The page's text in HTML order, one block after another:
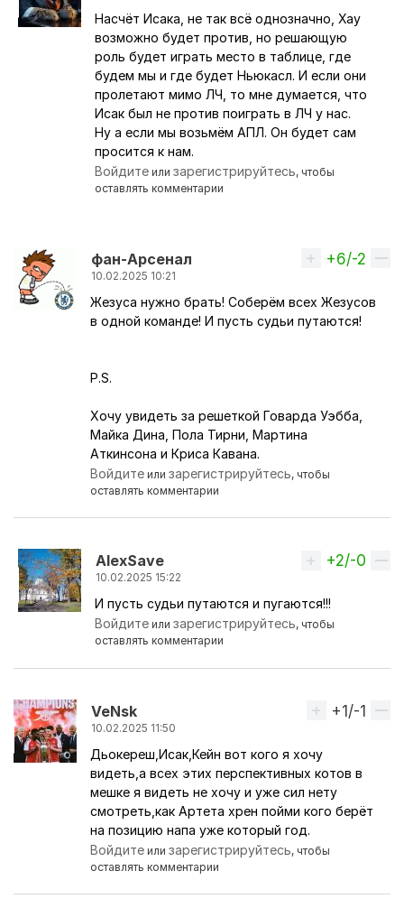
Ответ на комментарий пользователяПерс
Насчёт Исака, не так всё однозначно, Хау
возможно будет против, но решающую
роль будет играть место в таблице, где
будем мы и где будет Ньюкасл. И если они
пролетают мимо ЛЧ, то мне думается, что
Исак был не против поиграть в ЛЧ у нас.
Ну а если мы возьмём АПЛ. Он будет сам
просится к нам.
Войдите илизарегистрируйтесь, чтобы
оставлять комментарии
фaн-Apceнaл
10.02.2025 10:21
Вверх
+6/-2
Жезуса нужно брать! Соберём всех Жезусов
в одной команде! И пусть судьи путаются!
P.S.
Хочу увидеть за решеткой Говарда Уэбба,
Майка Дина, Пола Тирни, Мартина
Аткинсона и Криса Кавана.
Войдите илизарегистрируйтесь, чтобы
оставлять комментарии
AlexSave
10.02.2025 15:22
Ответ на комментарий пользователяфaн-
Вверх
+2/-0
И пусть судьи путаются и пугаются!!!
Войдите илизарегистрируйтесь, чтобы
оставлять комментарии
VeNsk
10.02.2025 11:50
Вверх
+1/-1
Дьокереш,Исак,Кейн вот кого я хочу
видеть,а всех этих перспективных котов в
мешке я видеть не хочу и уже сил нету
смотреть,как Артета хрен пойми кого берёт
на позицию напа уже который год.
Войдите илизарегистрируйтесь, чтобы
оставлять комментарии